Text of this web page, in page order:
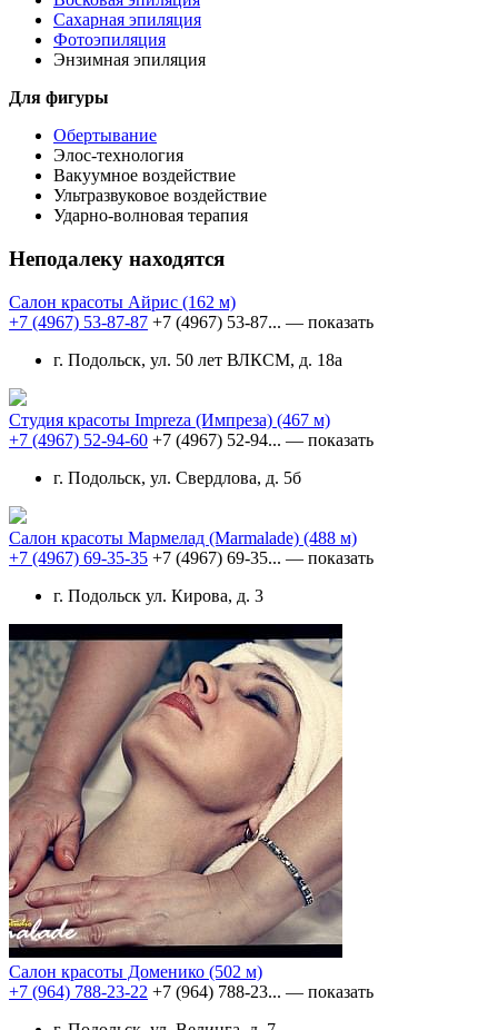
Сахарная эпиляция
Фотоэпиляция
Энзимная эпиляция
Для фигуры
Обертывание
Элос-технология
Вакуумное воздействие
Ультразвуковое воздействие
Ударно-волновая терапия
Неподалеку находятся
Салон красоты Айрис (162 м)
+7 (4967) 53-87-87 +7 (4967) 53-87... — показать
г. Подольск, ул. 50 лет ВЛКСМ, д. 18а
Студия красоты Impreza (Импреза) (467 м)
+7 (4967) 52-94-60 +7 (4967) 52-94... — показать
г. Подольск, ул. Свердлова, д. 5б
Салон красоты Мармелад (Marmalade) (488 м)
+7 (4967) 69-35-35 +7 (4967) 69-35... — показать
г. Подольск ул. Кирова, д. 3
Салон красоты Доменико (502 м)
+7 (964) 788-23-22 +7 (964) 788-23... — показать